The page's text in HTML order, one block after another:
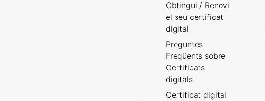
Obtingui / Renovi
el seu certificat
digital
Preguntes
Freqüents sobre
Certificats
digitals
Certificat digital